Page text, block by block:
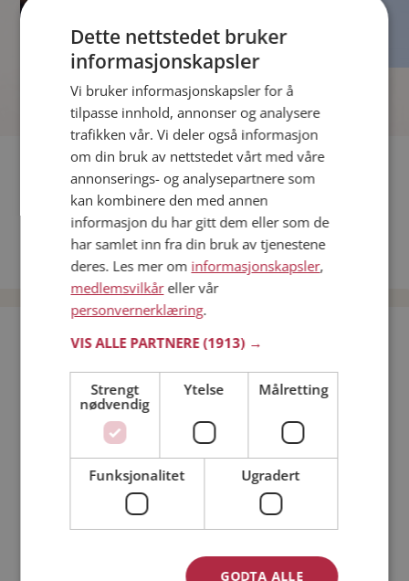
Fler single
Date menn i Norge
Date kvinner i Norge
Bli medlem gratis!
Jeg er en: Mann Kvinne
Min alder:
Dette nettstedet bruker
informasjonskapsler
Vi bruker informasjonskapsler for å
tilpasse innhold, annonser og analysere
trafikken vår. Vi deler også informasjon
om din bruk av nettstedet vårt med våre
annonserings- og analysepartnere som
kan kombinere den med annen
informasjon du har gitt dem eller som de
har samlet inn fra din bruk av tjenestene
deres. Les mer om informasjonskapsler,
medlemsvilkåreller vår
personvernerklæring.
VIS ALLE PARTNERE(1913) →
Strengt
nødvendig
Ytelse Målretting
Funksjonalitet Ugradert
GODTA ALLE